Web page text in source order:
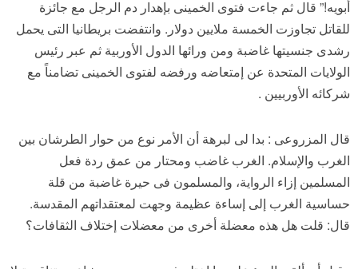
أبويه!” قال ثم جاءت فتوى الخمينى بإهدار دم الرجل مع جائزة
للقاتل تجاوزت الخمسة ملايين دولار. وانتفضت بريطانيا التى يحمل
رشدى جنسيتها غاضبة ومن ورائها الدول الأوربية ثم عبر رئيس
الولايات المتحدة عن إمتعاضه ورفضه لفتوى الخمينى تضامناً مع
شركائه الأوربيين .
قال المزروعى : بدا لى لبرهة أن الأمر نوع من حوار الطرشان بين
الغرب والإسلام. الغرب غاضب ومحتار من عمق ردة فعل
المسلمين إزاء الرواية، والمسلمون فى حيرة غاضبة من قلة
حساسية الغرب إلى إساءة عظيمة وجهت لمعتقداتهم المقدسة.
قال: قلت هل هذه معضلة أخرى من معضلات إختلاف الثقافات؟